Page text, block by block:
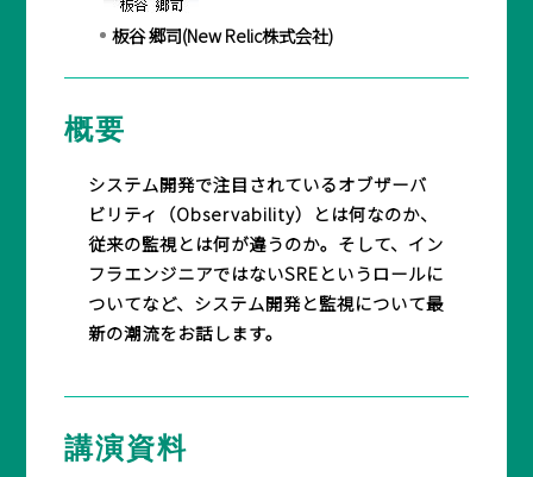
板谷 郷司(New Relic株式会社)
概要
システム開発で注目されているオブザーバ
ビリティ（Observability）とは何なのか、
従来の監視とは何が違うのか。そして、イン
フラエンジニアではないSREというロールに
ついてなど、システム開発と監視について最
新の潮流をお話します。
講演資料